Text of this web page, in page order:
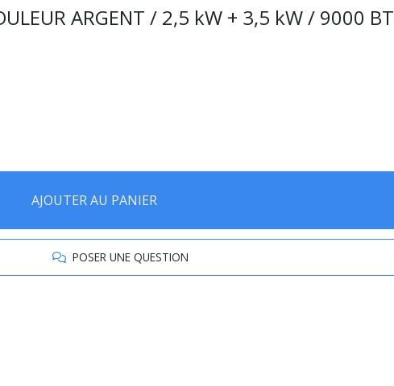
ARGENT / 2,5 kW + 3,5 kW / 9000
AJOUTER AU PANIER
POSER UNE QUESTION